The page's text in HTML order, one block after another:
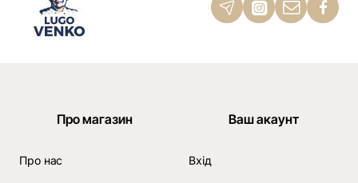
Про магазин
Про нас
Ваш акаунт
Вхід